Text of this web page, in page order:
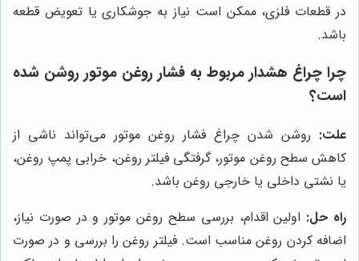
در قطعات فلزی، ممکن است نیاز به جوشکاری یا تعویض قطعه
باشد.
چرا چراغ هشدار مربوط به فشار روغن موتور روشن شده
است؟
علت: روشن شدن چراغ فشار روغن موتور می‌تواند ناشی از
کاهش سطح روغن موتور، گرفتگی فیلتر روغن، خرابی پمپ روغن،
یا نشتی داخلی یا خارجی روغن باشد.
راه حل: اولین اقدام، بررسی سطح روغن موتور و در صورت نیاز،
اضافه کردن روغن مناسب است. فیلتر روغن را بررسی و در صورت